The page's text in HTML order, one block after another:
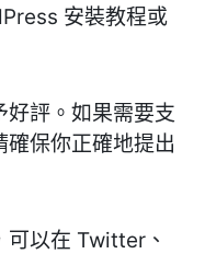
安裝教程或
評。如果需要支
保你正確地提出
可以在 Twitter、